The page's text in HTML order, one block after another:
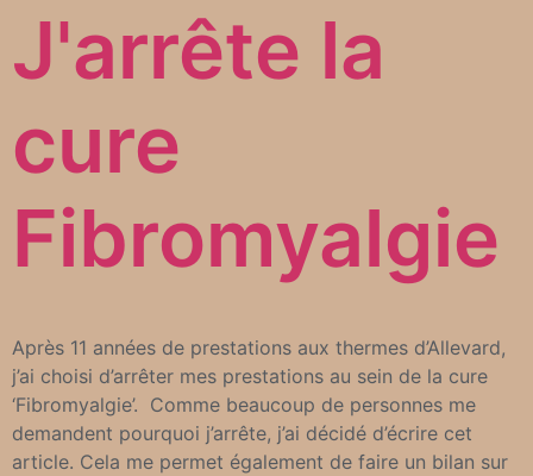
J'arrête la
cure
Fibromyalgie
Après 11 années de prestations aux thermes d’Allevard,
j’ai choisi d’arrêter mes prestations au sein de la cure
‘Fibromyalgie’. Comme beaucoup de personnes me
demandent pourquoi j’arrête, j’ai décidé d’écrire cet
article. Cela me permet également de faire un bilan sur